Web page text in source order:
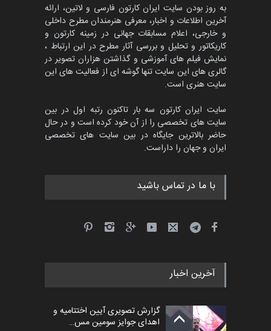
به روز بودن سایت ایران کارتون فارسی و لاتین، ارائه
آخرین اطلاعات و اخبار، معرفی هنرمندان مطرح داخلی
و خارجی، اعلام مسابقات جهانی در زمینه کارتون و
کاریکاتور و تحلیل و بررسی آثار مطرح در این ارتباط ،
نمایش فیلم های آموزشی و گذاشتن هزاران تصویر در
گالری های این سایت تنها گوشه ای از فعالیت های این
سایت هنری است.
سایت ایران کارتون سه بار تاکنون رتبه اول در بین
سایت های تخصصی را از آن خود کرده است و در حال
حاضر بالاترین جایگاه در بین سایت های تخصصی
ایران و جهان را داراست.
با ما در تماس باشید
آخرین اخبار
گزارش تصویری آیین اختتامیه و
اهدای جوایز سومین مس…